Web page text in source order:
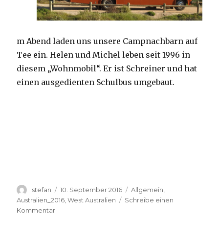
m Abend laden uns unsere Campnachbarn auf
Tee ein. Helen und Michel leben seit 1996 in
diesem „Wohnmobil“. Er ist Schreiner und hat
einen ausgedienten Schulbus umgebaut.
Autor
stefan
Veröffentlicht
am
10. September 2016 Kategorien
Allgemein
Australien_2016 ,West Australien
Schreibe einen
Kommentarzu